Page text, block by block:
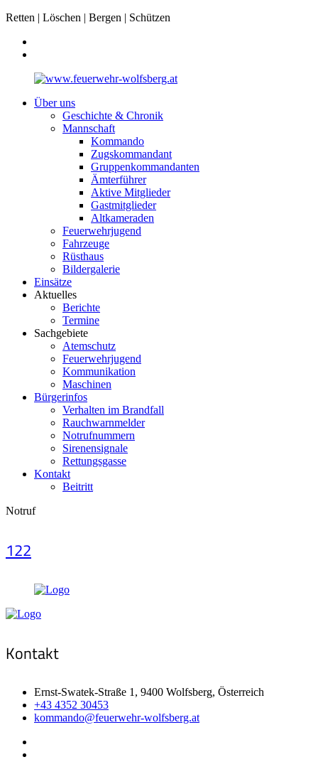
Retten | Löschen | Bergen | Schützen
Über uns
Geschichte & Chronik
Mannschaft
Kommando
Zugskommandant
Gruppenkommandanten
Ämterführer
Aktive Mitglieder
Gastmitglieder
Altkameraden
Feuerwehrjugend
Fahrzeuge
Rüsthaus
Bildergalerie
Einsätze
Aktuelles
Berichte
Termine
Sachgebiete
Atemschutz
Feuerwehrjugend
Kommunikation
Maschinen
Bürgerinfos
Verhalten im Brandfall
Rauchwarnmelder
Notrufnummern
Sirenensignale
Rettungsgasse
Kontakt
Beitritt
Notruf
122
Kontakt
Ernst-Swatek-Straße 1, 9400 Wolfsberg, Österreich
+43 4352 30453
kommando@feuerwehr-wolfsberg.at